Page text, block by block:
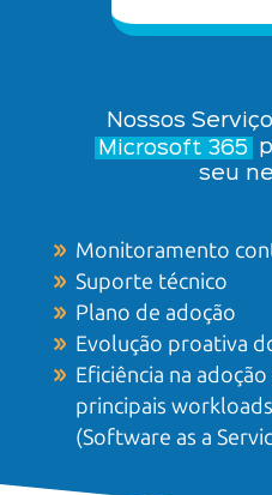
Nossos
Microsoft 365
seu
Monitoramento
Suporte técnico
Plano de adoção
Evolução proativa
Eficiência na
principais
(Software as a